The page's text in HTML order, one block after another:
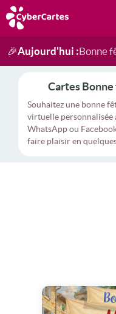
Anniversaire
Fête du jour
Amour
Amitié
Merci
Toutes les cartes
🎉Aujourd'hui :Bonne
Cartes
Souhaitez une bonne
virtuelle personnalisée
WhatsApp ou
faire plaisir en